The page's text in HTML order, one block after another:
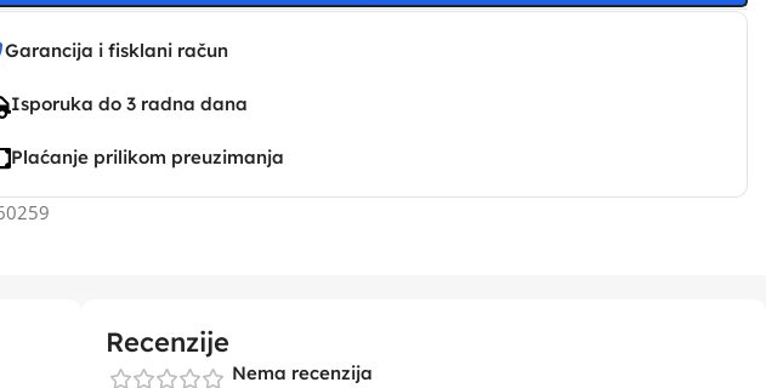
Garancija i fisklani račun
Isporuka do 3 radna dana
Plaćanje prilikom preuzimanja
Recenzije
Nema recenzija